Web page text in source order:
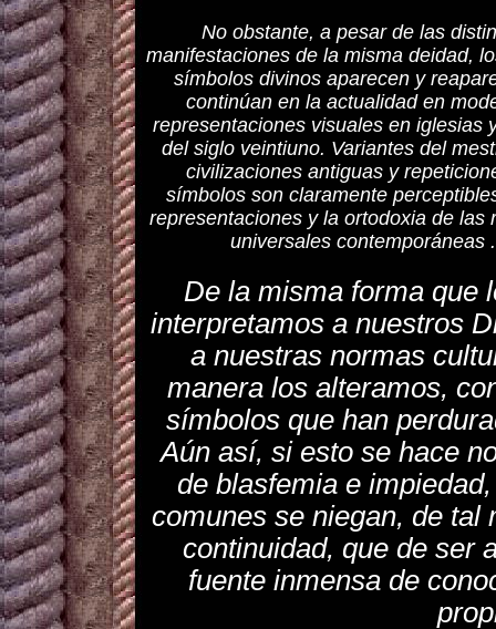
No obstante, a pesar de las
manifestaciones de la misma deidad,
símbolos divinos aparecen y
continúan en la actualidad en
representaciones visuales en iglesias
del siglo veintiuno. Variantes del
civilizaciones antiguas y
símbolos son claramente
representaciones y la ortodoxia de las
universales contemporáneas .
De la misma forma que
interpretamos a nuestros
a nuestras normas
manera los alteramos,
símbolos que han
Aún así, si esto se hace
de blasfemia e
comunes se niegan, de tal
continuidad, que de ser
fuente inmensa de